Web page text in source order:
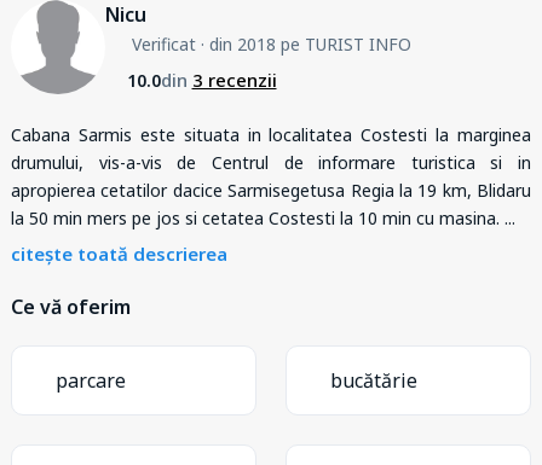
Nicu
Verificat· din 2018 pe TURIST INFO
10.0din 3 recenzii
Cabana Sarmis este situata in localitatea Costesti la marginea
drumului, vis-a-vis de Centrul de informare turistica si in
apropierea cetatilor dacice Sarmisegetusa Regia la 19 km, Blidaru
la 50 min mers pe jos si cetatea Costesti la 10 min cu masina. ...
citește toată descrierea
Ce vă oferim
parcare bucătărie